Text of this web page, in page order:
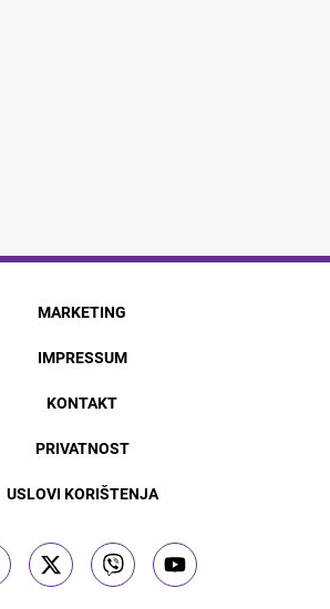
MARKETING
IMPRESSUM
KONTAKT
PRIVATNOST
USLOVI KORIŠTENJA